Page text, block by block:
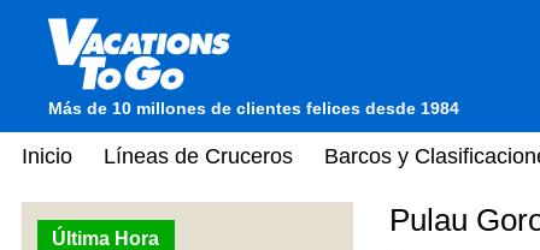
Más de 10 millones de clientes felices desde 1984
Inicio Líneas de Cruceros Barcos y
Última Hora
Pulau